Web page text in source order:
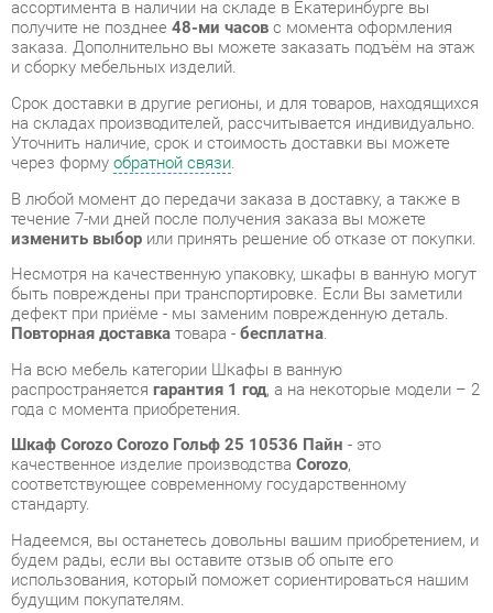
на складах производителей, рассчитывается индивидуально.
Уточнить наличие, срок и стоимость доставки вы можете
через формуобратной связи.
течение 7-ми дней после получения заказа вы можете
изменить выборили принять решение об отказе от покупки.
Несмотря на качественную упаковку, шкафы в ванную могут
дефект при приёме - мы заменим поврежденную деталь.
Повторная доставкатовара -бесплатна.
распространяетсягарантия 1 год, а на некоторые модели – 2
года с момента приобретения.
Шкаф Corozo Corozo Гольф 25 10536 Пайн - это
качественное изделие производства
соответствующее современному государственному
стандарту.
Надеемся, вы останетесь довольны вашим приобретением, и
будем рады, если вы оставите отзыв об опыте его
использования, который поможет сориентироваться нашим
будущим покупателям.
Кроме формы
консультацию, фото и видеообзор продукции вы можете по
e-mail, телефону в Екатеринбурге и через мессенджеры
Telegram и WhatsApp.
Шкафы в ванную также можно сравнить между собой в